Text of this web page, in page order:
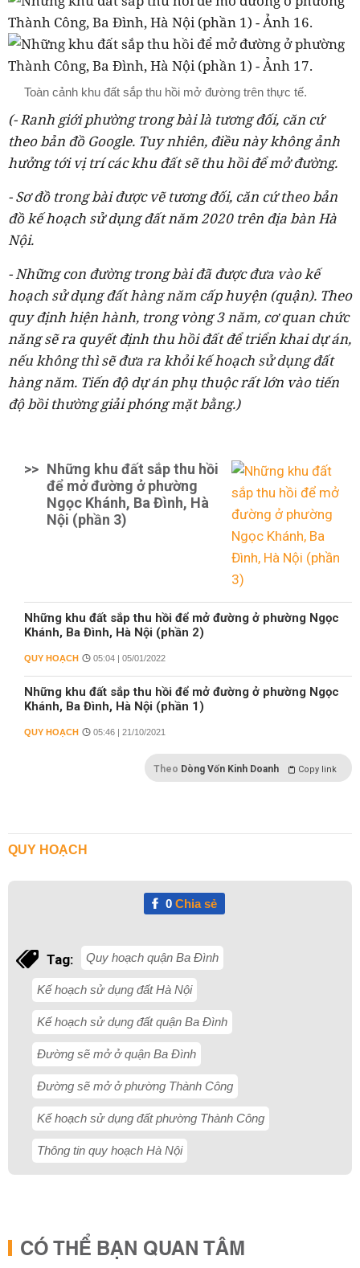
Toàn cảnh khu đất sắp thu hồi mở đường trên thực tế.
(- Ranh giới phường trong bài là tương đối, căn cứ
theo bản đồ Google. Tuy nhiên, điều này không ảnh
hưởng tới vị trí các khu đất sẽ thu hồi để mở đường.
- Sơ đồ trong bài được vẽ tương đối, căn cứ theo bản
đồ kế hoạch sử dụng đất năm 2020 trên địa bàn Hà
Nội.
- Những con đường trong bài đã được đưa vào kế
hoạch sử dụng đất hàng năm cấp huyện (quận). Theo
quy định hiện hành, trong vòng 3 năm, cơ quan chức
năng sẽ ra quyết định thu hồi đất để triển khai dự án,
nếu không thì sẽ đưa ra khỏi kế hoạch sử dụng đất
hàng năm. Tiến độ dự án phụ thuộc rất lớn vào tiến
độ bồi thường giải phóng mặt bằng.)
>> Những khu đất sắp thu hồi
để mở đường ở phường
Ngọc Khánh, Ba Đình, Hà
Nội (phần 3)
Những khu đất sắp thu hồi để mở đường ở phường Ngọc
Khánh, Ba Đình, Hà Nội (phần 2)
QUY HOẠCH 05:04 | 05/01/2022
Những khu đất sắp thu hồi để mở đường ở phường Ngọc
Khánh, Ba Đình, Hà Nội (phần 1)
QUY HOẠCH 05:46 | 21/10/2021
Theo Dòng Vốn Kinh Doanh Copy link
QUY HOẠCH
0Chia sẻ
Tag: Quy hoạch quận Ba Đình
Kế hoạch sử dụng đất Hà Nội
Kế hoạch sử dụng đất quận Ba Đình
Đường sẽ mở ở quận Ba Đình
Đường sẽ mở ở phường Thành Công
Kế hoạch sử dụng đất phường Thành Công
Thông tin quy hoạch Hà Nội
CÓ THỂ BẠN QUAN TÂM